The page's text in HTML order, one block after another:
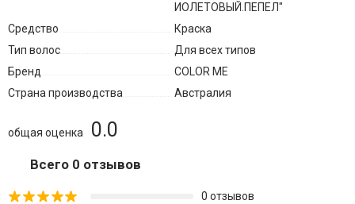
ИОЛЕТОВЫЙ.ПЕПЕЛ"
Средство
Краска
Тип волос
Для всех типов
Бренд
COLOR ME
Страна производства
Австралия
0.0
общая оценка
Всего 0 отзывов
0 отзывов